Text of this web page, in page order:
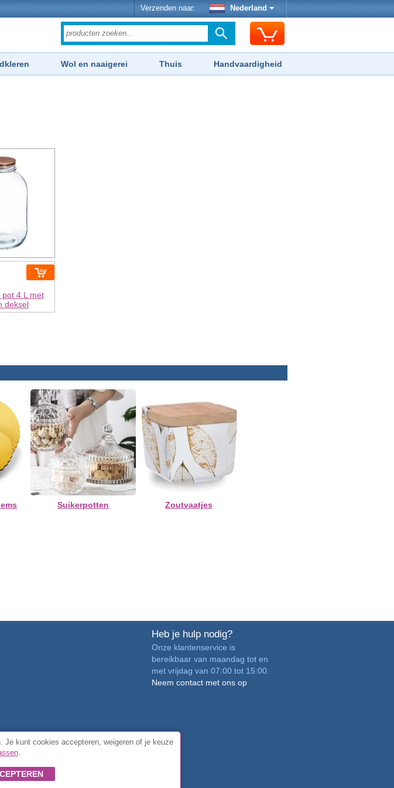
Verzenden naar: Nederland
Wol en naaigerei Thuis Handvaardigheid
pot 4 L met
deksel
Suikerpotten Zoutvaatjes
Heb je hulp nodig?
Onze klantenservice is
bereikbaar van maandag tot en
met vrijdag van 07:00 tot 15:00.
Neem contact met ons op
klantbeoordelingen
FunToCome
Je kunt cookies accepteren, weigeren of je keuze
.